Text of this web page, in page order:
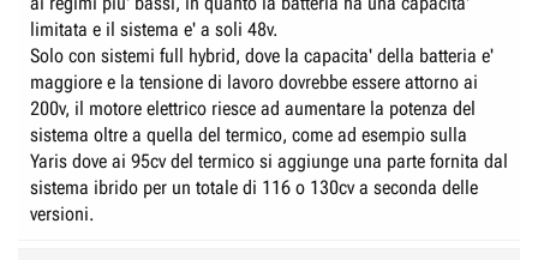
limitata e il sistema e' a soli 48v.
Solo con sistemi full hybrid, dove la capacita' della batteria e'
maggiore e la tensione di lavoro dovrebbe essere attorno ai
200v, il motore elettrico riesce ad aumentare la potenza del
sistema oltre a quella del termico, come ad esempio sulla
Yaris dove ai 95cv del termico si aggiunge una parte fornita dal
sistema ibrido per un totale di 116 o 130cv a seconda delle
versioni.